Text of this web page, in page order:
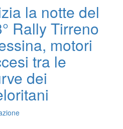
la notte del
Rally Tirreno
motori
tra le
dei